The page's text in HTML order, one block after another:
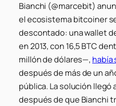
Bianchi (@marcebit)
el ecosistema bitcoiner
descontado: una wallet
en 2013, con 16,5 BTC
millón de dólares—, había
después de más de un
pública. La solución llegó
después de que Bianchi